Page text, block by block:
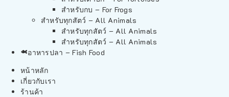
สำหรับกบ – For Frogs
สำหรับทุกสัตว์ – All Animals
สำหรับทุกสัตว์ – All Animals
สำหรับทุกสัตว์ – All Animals
อาหารปลา – Fish Food
หน้าหลัก
เกี่ยวกับเรา
ร้านค้า